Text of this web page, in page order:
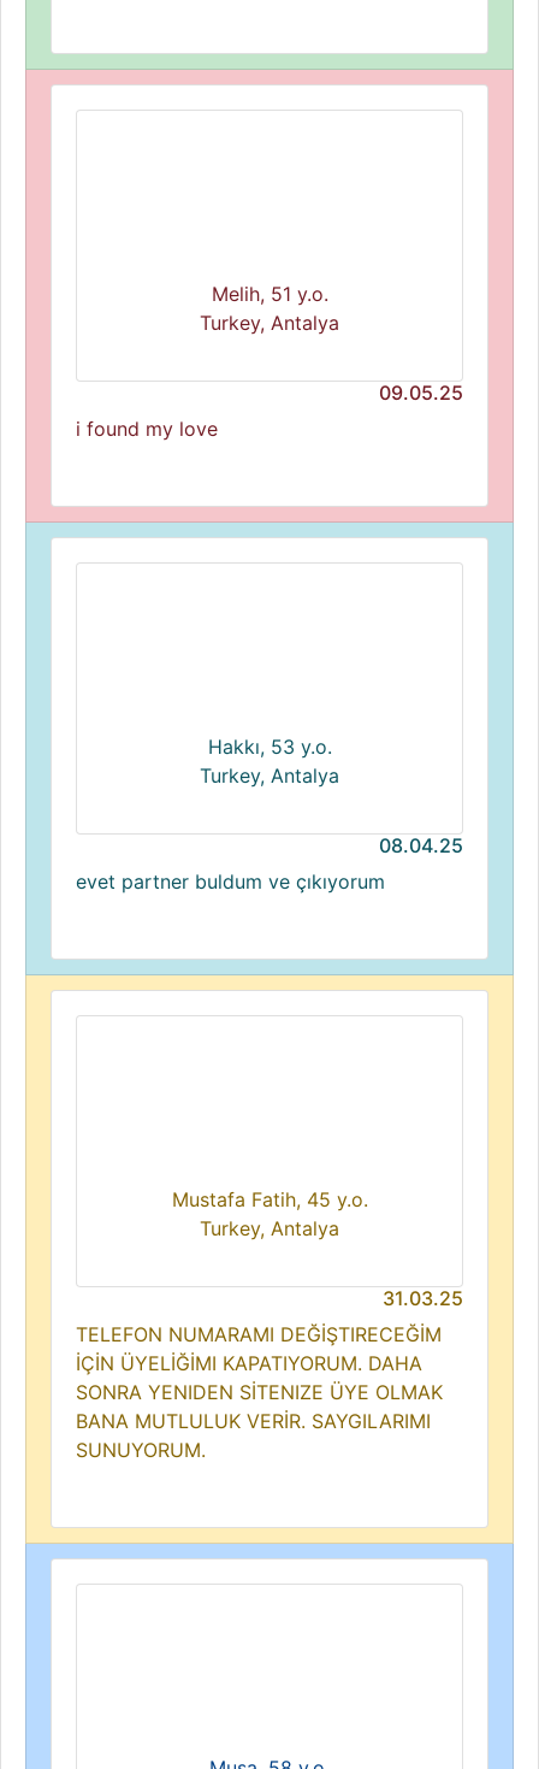
Melih, 51 y.o.
Turkey, Antalya
09.05.25
i found my love
Hakkı, 53 y.o.
Turkey, Antalya
08.04.25
evet partner buldum ve çıkıyorum
Mustafa Fatih, 45 y.o.
Turkey, Antalya
31.03.25
TELEFON NUMARAMI DEĞİŞTIRECEĞİM
İÇİN ÜYELİĞİMI KAPATIYORUM. DAHA
SONRA YENIDEN SİTENIZE ÜYE OLMAK
BANA MUTLULUK VERİR. SAYGILARIMI
SUNUYORUM.